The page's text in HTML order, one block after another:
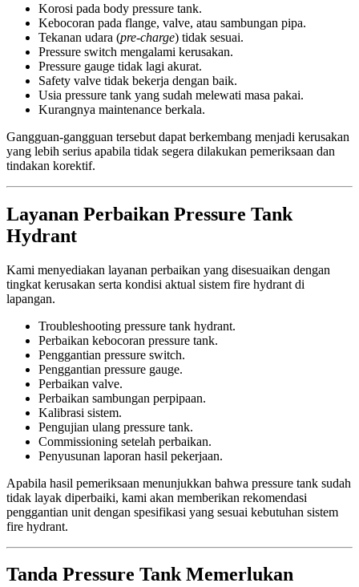
Korosi pada body pressure tank.
Kebocoran pada flange, valve, atau sambungan pipa.
Tekanan udara (pre-charge) tidak sesuai.
Pressure switch mengalami kerusakan.
Pressure gauge tidak lagi akurat.
Safety valve tidak bekerja dengan baik.
Usia pressure tank yang sudah melewati masa pakai.
Kurangnya maintenance berkala.
Gangguan-gangguan tersebut dapat berkembang menjadi kerusakan
yang lebih serius apabila tidak segera dilakukan pemeriksaan dan
tindakan korektif.
Layanan Perbaikan Pressure Tank
Hydrant
Kami menyediakan layanan perbaikan yang disesuaikan dengan
tingkat kerusakan serta kondisi aktual sistem fire hydrant di
lapangan.
Troubleshooting pressure tank hydrant.
Perbaikan kebocoran pressure tank.
Penggantian pressure switch.
Penggantian pressure gauge.
Perbaikan valve.
Perbaikan sambungan perpipaan.
Kalibrasi sistem.
Pengujian ulang pressure tank.
Commissioning setelah perbaikan.
Penyusunan laporan hasil pekerjaan.
Apabila hasil pemeriksaan menunjukkan bahwa pressure tank sudah
tidak layak diperbaiki, kami akan memberikan rekomendasi
penggantian unit dengan spesifikasi yang sesuai kebutuhan sistem
fire hydrant.
Tanda Pressure Tank Memerlukan